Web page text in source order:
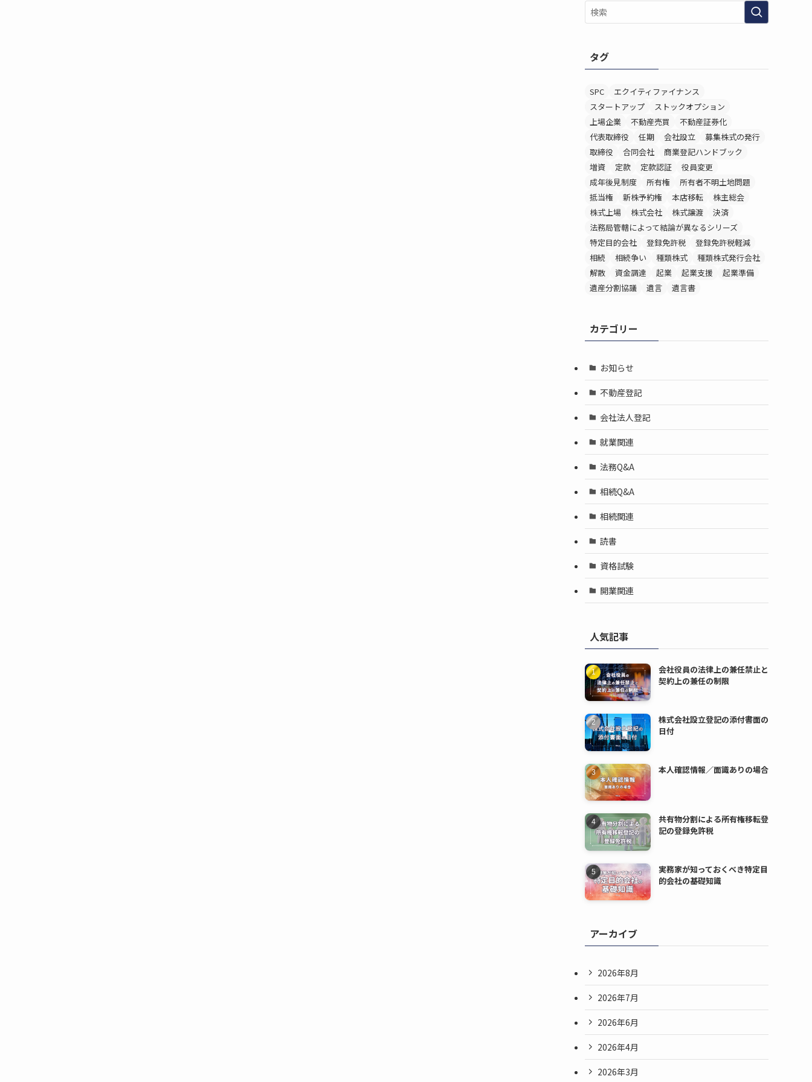
タグ
SPC
エクイティファイナンス
スタートアップ
ストックオプション
上場企業
不動産売買
不動産証券化
代表取締役
任期 会社設立
募集株式の発行
取締役
合同会社
商業登記ハンドブック
増資
定款 定款認証
役員変更
成年後見制度
所有権
所有者不明土地問題
抵当権
新株予約権 本店移転
株主総会
株式上場
株式会社 株式譲渡
決済
法務局管轄によって結論が異なるシリーズ
特定目的会社
登録免許税
登録免許税軽減
相続
相続争い 種類株式
種類株式発行会社
解散
資金調達 起業 起業支援
起業準備
遺産分割協議
遺言 遺言書
カテゴリー
お知らせ
不動産登記
会社法人登記
就業関連
法務Q&A
相続Q&A
相続関連
読書
資格試験
開業関連
人気記事
会社役員の法律上の兼任禁止と
契約上の兼任の制限
株式会社設立登記の添付書面の
日付
本人確認情報／面識ありの場合
共有物分割による所有権移転登
記の登録免許税
実務家が知っておくべき特定目
的会社の基礎知識
アーカイブ
2026年8月
2026年7月
2026年6月
2026年4月
2026年3月